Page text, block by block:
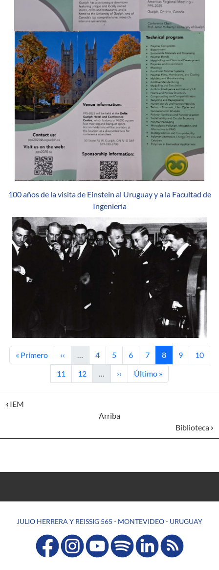
100 años de la visita de Einstein al Uruguay y a la Facultad de
Ingeniería
Primera página
« Primero Página anterior
‹‹ … Página
4 Página
5 Página
6 Página
7 Página actual
8 Página
9 Página
10
Página
11 Página
12 … Siguiente página
›› Última página
Último »
‹ IEM
Arriba
Biblioteca ›
JULIO HERRERA Y REISSIG 565 - MONTEVIDEO - URUGUAY